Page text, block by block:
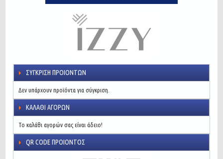
ΣΎΓΚΡΙΣΗ ΠΡΟΙΌΝΤΩΝ
Δεν υπάρχουν προϊόντα για σύγκριση.
ΚΑΛΆΘΙ ΑΓΟΡΏΝ
Το καλάθι αγορών σας είναι άδειο!
QR CODE ΠΡΟΙΌΝΤΟΣ